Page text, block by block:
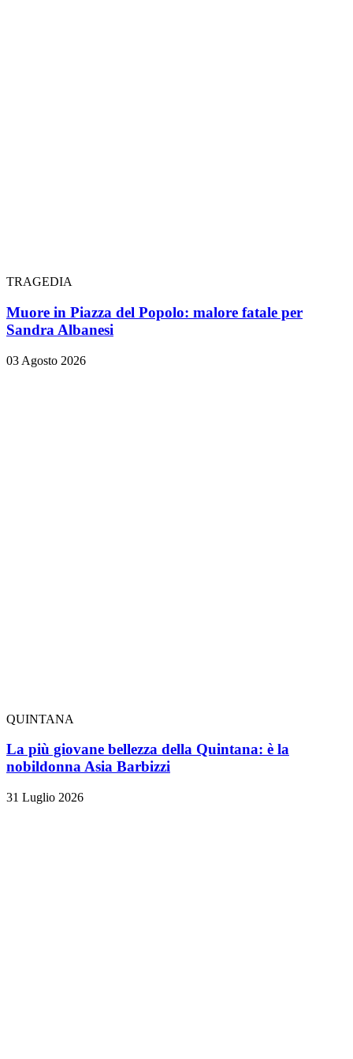
TRAGEDIA
Muore in Piazza del Popolo: malore fatale per
Sandra Albanesi
03 Agosto 2026
QUINTANA
La più giovane bellezza della Quintana: è la
nobildonna Asia Barbizzi
31 Luglio 2026